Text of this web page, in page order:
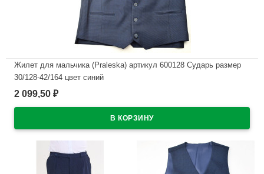
Жилет для мальчика (Praleska) артикул 600128 Сударь размер
30/128-42/164 цвет синий
В наличии
2 099,50 ₽